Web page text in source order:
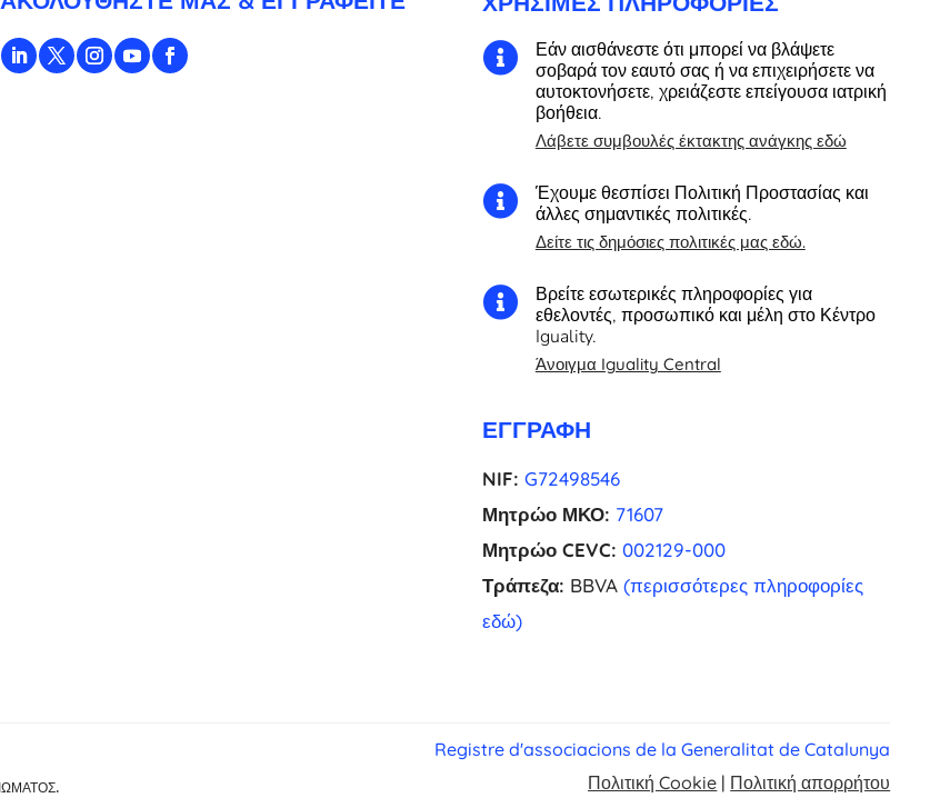

Εάν αισθάνεστε ότι μπορεί να βλάψετε
σοβαρά τον εαυτό σας ή να επιχειρήσετε να
αυτοκτονήσετε, χρειάζεστε επείγουσα ιατρική
βοήθεια.
Λάβετε συμβουλές έκτακτης ανάγκης εδώ

Έχουμε θεσπίσει Πολιτική Προστασίας και
άλλες σημαντικές πολιτικές.
Δείτε τις δημόσιες πολιτικές μας εδώ.

Βρείτε εσωτερικές πληροφορίες για
εθελοντές, προσωπικό και μέλη στο Κέντρο
Iguality.
Άνοιγμα Iguality Central
ΕΓΓΡΑΦΉ
NIF: G72498546
Μητρώο ΜΚΟ: 71607
Μητρώο CEVC: 002129-000
Τράπεζα: BBVA(περισσότερες πληροφορίες
εδώ)
Registre d'associacions de la Generalitat de Catalunya
Πολιτική Cookie | Πολιτική απορρήτου